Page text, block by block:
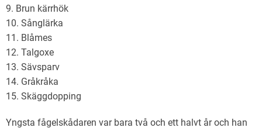
9. Brun kärrhök
10. Sånglärka
11. Blåmes
12. Talgoxe
13. Sävsparv
14. Gråkråka
15. Skäggdopping
Yngsta fågelskådaren var bara två och ett halvt år och han